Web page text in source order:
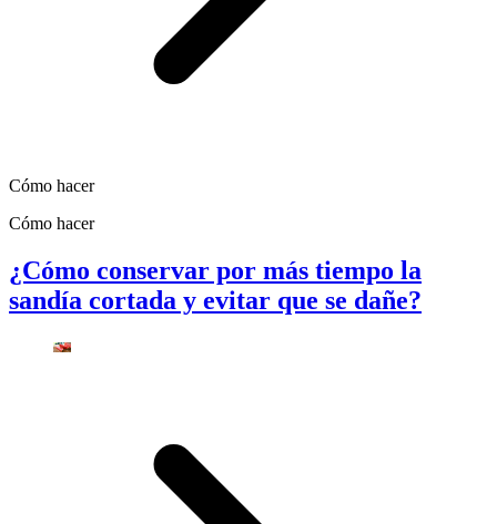
Cómo hacer
Cómo hacer
¿Cómo conservar por más tiempo la
sandía cortada y evitar que se dañe?